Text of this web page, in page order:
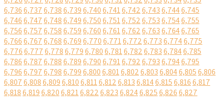
6,7366,7376,7386,7396,7406,7416,7426,7436,7446,745
6,7466,7476,7486,7496,7506,7516,7526,7536,7546,755
6,7566,7576,7586,7596,7606,7616,7626,7636,7646,765
6,7666,7676,7686,7696,7706,7716,7726,7736,7746,775
6,7766,7776,7786,7796,7806,7816,7826,7836,7846,785
6,7866,7876,7886,7896,7906,7916,7926,7936,7946,795
6,7966,7976,7986,7996,8006,8016,8026,8036,8046,8056,806
6,8076,8086,8096,8106,8116,8126,8136,8146,8156,8166,817
6,8186,8196,8206,8216,8226,8236,8246,8256,8266,827